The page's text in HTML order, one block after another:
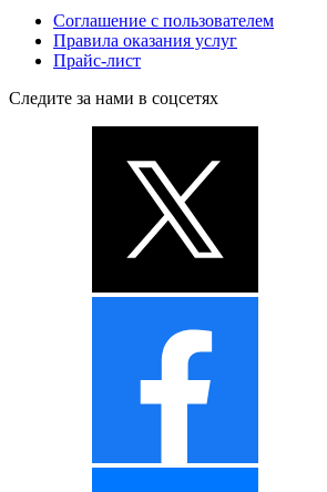
Соглашение с пользователем
Правила оказания услуг
Прайс-лист
Следите за нами в соцсетях